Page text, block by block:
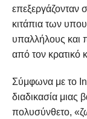
επεξεργάζονταν
κιτάπια των
υπαλλήλους και
από τον κρατικό
Σύμφωνα με το
διαδικασία μιας
πολυσύνθετο,